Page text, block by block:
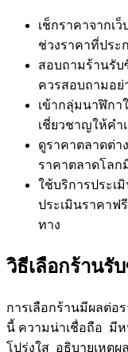
เช็กราคาจากเ
ช่วงราคาที่ประ
สอบถามร้านรับ
ควรสอบถามอย่
เข้ากลุ่มนาฬิกา
เชี่ยวชาญให้คำ
ดูราคาตลาดต่า
ราคาตลาดโลก
ใช้บริการประเ
ประเมินราคาฟ
ทาง
วิธีเลือกร้านรั
การเลือกร้านมีผลต่อ
นี้ ความน่าเชื่อถือ มีห
โปร่งใส อธิบายเหตุผ